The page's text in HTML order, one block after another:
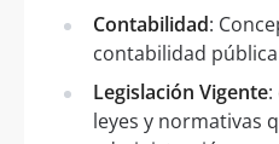
Contabilidad:
contabilidad
Legislación Vigente
leyes y normativas